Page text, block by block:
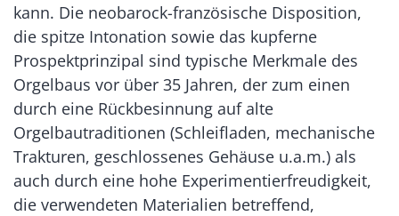
kann. Die neobarock-französische Disposition,
die spitze Intonation sowie das kupferne
Prospektprinzipal sind typische Merkmale des
Orgelbaus vor über 35 Jahren, der zum einen
durch eine Rückbesinnung auf alte
Orgelbautraditionen (Schleifladen, mechanische
Trakturen, geschlossenes Gehäuse u.a.m.) als
auch durch eine hohe Experimentierfreudigkeit,
die verwendeten Materialien betreffend,